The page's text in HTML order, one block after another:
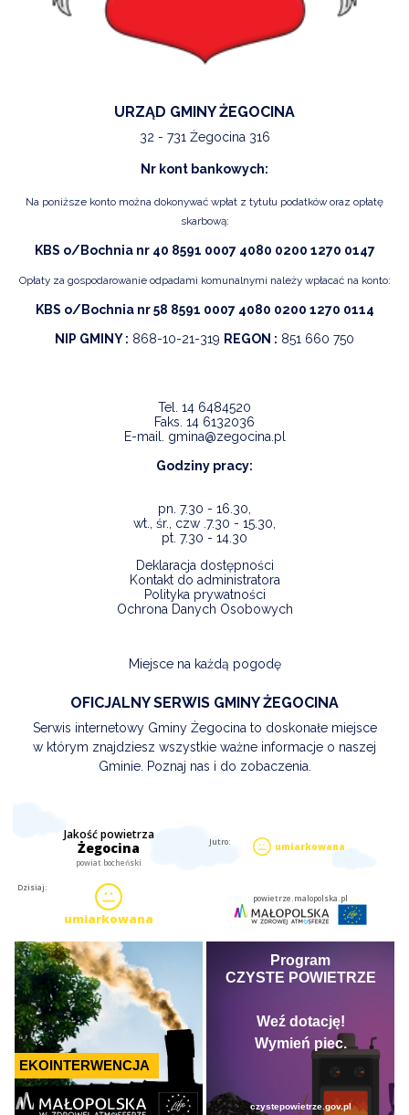
URZĄD GMINY ŻEGOCINA
32 - 731 Żegocina 316
Nr kont bankowych:
Na poniższe konto można dokonywać wpłat z tytułu podatków oraz opłatę
skarbową:
KBS o/Bochnia nr 40 8591 0007 4080 0200 1270 0147
Opłaty za gospodarowanie odpadami komunalnymi należy wpłacać na konto:
KBS o/Bochnia nr 58 8591 0007 4080 0200 1270 0114
NIP GMINY : 868-10-21-319 REGON : 851 660 750
Tel. 14 6484520
Faks. 14 6132036
E-mail. gmina@zegocina.pl
Godziny pracy:
pn. 7.30 - 16.30,
wt., śr., czw .7.30 - 15.30,
pt. 7.30 - 14.30
Deklaracja dostępności
Kontakt do administratora
Polityka prywatności
Ochrona Danych Osobowych
Miejsce na każdą pogodę
OFICJALNY SERWIS GMINY ŻEGOCINA
Serwis internetowy Gminy Żegocina to doskonałe miejsce
w którym znajdziesz wszystkie ważne informacje o naszej
Gminie. Poznaj nas i do zobaczenia.